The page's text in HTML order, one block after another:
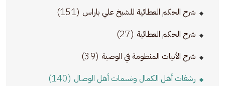
شرح الحكم العطائية للشيخ علي باراس (151)
شرح الحكم العطائية (27)
شرح الأبيات المنظومة في الوصية (39)
رشفات أهل الكمال ونسمات أهل الوصال (140)